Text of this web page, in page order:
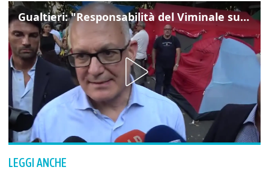
Gualtieri: "Responsabilità del Viminale su Spin Time? La posizione dei partiti è nota"
LEGGI ANCHE